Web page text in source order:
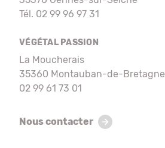
Tél. 02 99 96 97 31
VÉGÉTAL PASSION
La Moucherais
35360 Montauban-de-Bretagne
02 99 61 73 01
Nous contacter